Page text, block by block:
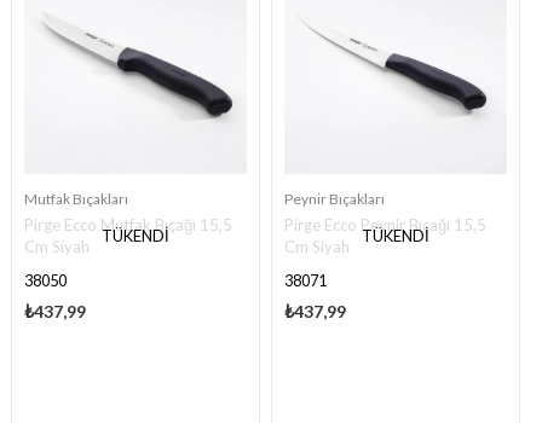
TÜKENDI
Mutfak Bıçakları
Pirge Ecco Mutfak Bıçağı 15,5
Cm Siyah
38050
₺437,99
TÜKENDI
Peynir Bıçakları
Pirge Ecco Peynir Bıçağı 15,5
Cm Siyah
38071
₺437,99